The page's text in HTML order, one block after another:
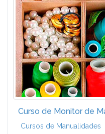
Curso de Monitor de
Cursos de Manualidades